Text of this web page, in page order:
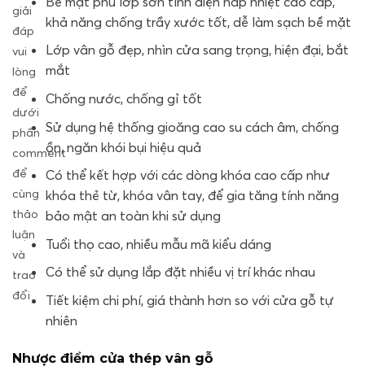
giải
đáp
vui
lòng
để
dưới
phần
comment
để
cùng
thảo
luận
và
trao
đổi
khả năng chống trầy xước tốt, dễ làm sạch bề mặt
Lớp vân gỗ đẹp, nhìn cửa sang trọng, hiện đại, bắt
mắt
Chống nước, chống gỉ tốt
Sử dụng hệ thống gioăng cao su cách âm, chống
ồn, ngăn khói bụi hiệu quả
Có thể kết hợp với các dòng khóa cao cấp như
khóa thẻ từ, khóa vân tay, để gia tăng tính năng
bảo mật an toàn khi sử dụng
Tuổi thọ cao, nhiều mẫu mã kiểu dáng
Có thể sử dụng lắp đặt nhiều vị trí khác nhau
Tiết kiệm chi phí, giá thành hơn so với cửa gỗ tự
nhiên
Nhược điểm cửa thép vân gỗ